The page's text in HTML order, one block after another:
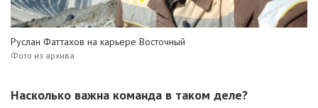
Руслан Фаттахов на карьере Восточный
Фото из архива
Насколько важна команда в таком деле?